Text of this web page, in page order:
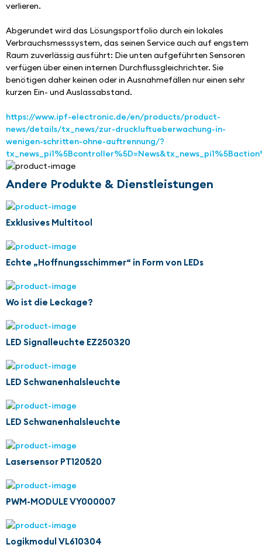
verlieren.
Abgerundet wird das Lösungsportfolio durch ein lokales
Verbrauchsmesssystem, das seinen Service auch auf engstem
Raum zuverlässig ausführt: Die unten aufgeführten Sensoren
verfügen über einen internen Durchflussgleichrichter. Sie
benötigen daher keinen oder in Ausnahmefällen nur einen sehr
kurzen Ein- und Auslassabstand.
https://www.ipf-electronic.de/en/products/product-
news/details/tx_news/zur-druckluftueberwachung-in-
wenigen-schritten-ohne-auftrennung/?
Andere Produkte & Dienstleistungen
Exklusives Multitool
Echte „Hoffnungsschimmer“ in Form von LEDs
Wo ist die Leckage?
LED Signalleuchte EZ250320
LED Schwanenhalsleuchte
LED Schwanenhalsleuchte
Lasersensor PT120520
PWM-MODULE VY000007
Logikmodul VL610304